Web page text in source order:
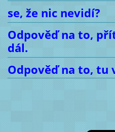
se, že nic nevidí?
Odpověď na to,
dál.
Odpověď na to, tu